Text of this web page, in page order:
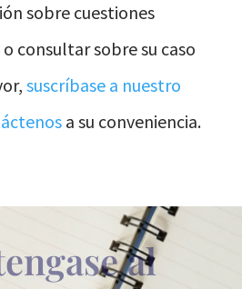
sobre cuestiones
consultar sobre su caso
suscríbase a nuestro
a su conveniencia.
al